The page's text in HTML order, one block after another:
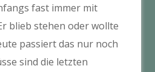
fast immer mit
blieb stehen oder wollte
passiert das nur noch
sind die letzten